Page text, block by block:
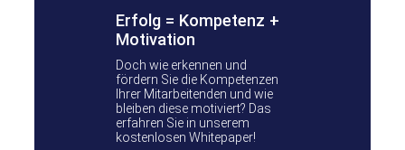
Erfolg = Kompetenz +
Motivation
Doch wie erkennen und
fördern Sie die Kompetenzen
Ihrer Mitarbeitenden und wie
bleiben diese motiviert? Das
erfahren Sie in unserem
kostenlosen Whitepaper!